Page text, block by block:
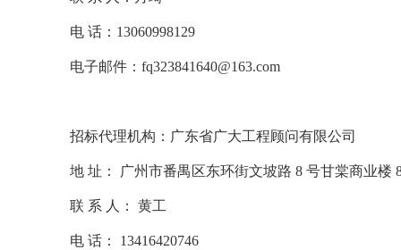
电 话： 13060998129
电子邮件： fq323841640@163.com
招标代理机构：广东省广大工程顾问有限公司
地 址： 广州市番禺区东环街文坡路 8 号甘棠商业楼
联 系 人： 黄工
电 话： 13416420746